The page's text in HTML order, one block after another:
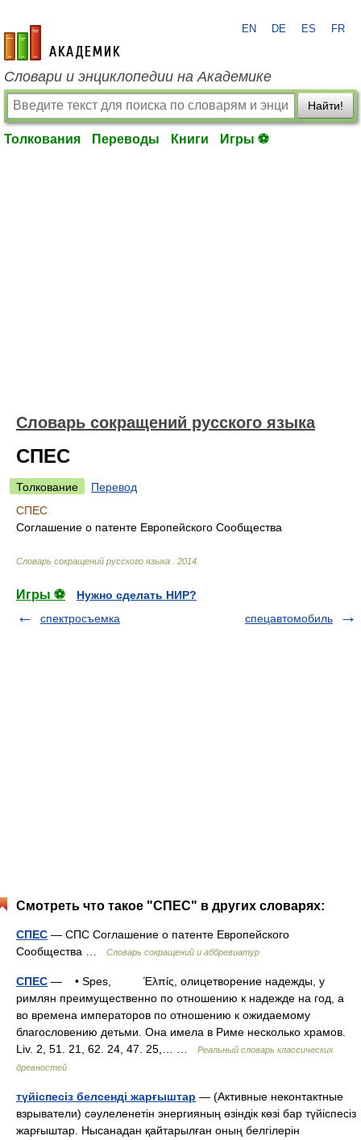
academic.ru
EN DE ES FR
Словари и энциклопедии на Академике
Найти!
Толкования Переводы Книги Игры ⚽
Словарь сокращений русского языка
СПЕС
Толкование
Перевод
СПЕС
Соглашение о патенте Европейского Сообщества
Словарь сокращений русского языка 2014
Игры ⚽
Нужно сделать НИР?
спектросъемка
спецавтомобиль
Смотреть что такое "СПЕС" в других словарях:
СПЕС — СПС Соглашение о патенте Европейского
Сообщества …
Словарь сокращений и аббревиатур
СПЕС — • Spes, Έλπίς, олицетворение надежды, у
римлян преимущественно по отношению к надежде на год, а
во времена императоров по отношению к ожидаемому
благословению детьми. Она имела в Риме несколько храмов.
Liv. 2, 51. 21, 62. 24, 47. 25,… …
Реальный словарь классических
древностей
түйіспесіз белсенді жарғыштар — (Активные неконтактные
взрыватели) сәулеленетін энергияның өзіндік көзі бар түйіспесіз
жарғыштар. Нысанадан қайтарылған оның белгілерін